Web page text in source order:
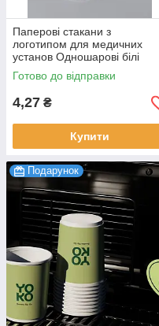
Паперові стакани з
логотипом для медичних
установ Одношарові білі
стакани 110 мл 500 шт
Готово до відправки
4,27 ₴
Купити
Подарунок